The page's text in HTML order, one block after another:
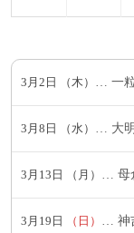
3月2日 （木） 一
3月8日 （水） 大
3月13日 （月） 母
3月19日 （日） 神